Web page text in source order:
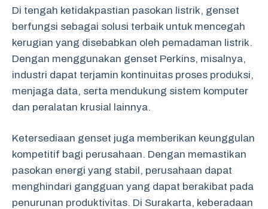
Di tengah ketidakpastian pasokan listrik, genset
berfungsi sebagai solusi terbaik untuk mencegah
kerugian yang disebabkan oleh pemadaman listrik.
Dengan menggunakan genset Perkins, misalnya,
industri dapat terjamin kontinuitas proses produksi,
menjaga data, serta mendukung sistem komputer
dan peralatan krusial lainnya.
Ketersediaan genset juga memberikan keunggulan
kompetitif bagi perusahaan. Dengan memastikan
pasokan energi yang stabil, perusahaan dapat
menghindari gangguan yang dapat berakibat pada
penurunan produktivitas. Di Surakarta, keberadaan